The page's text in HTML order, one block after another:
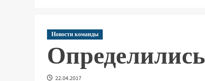
Новости команды
Определились
22.04.2017